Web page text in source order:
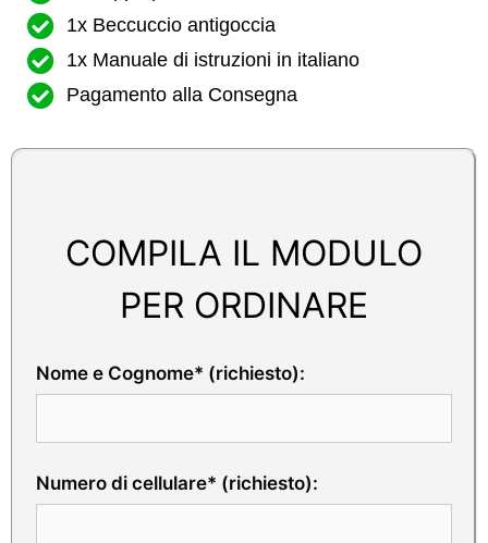
1x Beccuccio antigoccia
1x Manuale di istruzioni in italiano
Pagamento alla Consegna
COMPILA IL MODULO
PER ORDINARE
Nome e Cognome* (richiesto):
Numero di cellulare* (richiesto):